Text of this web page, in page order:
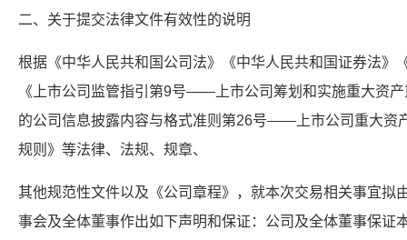
二、关于提交法律文件有效性的说明
根据《中华人民共和国公司法》《中华人民共和国证券法》
《上市公司监管指引第9号——上市公司筹划和实施重大资
的公司信息披露内容与格式准则第26号——上市公司重大资
规则》等法律、法规、规章、
其他规范性文件以及《公司章程》，就本次交易相关事宜拟
事会及全体董事作出如下声明和保证：公司及全体董事保证